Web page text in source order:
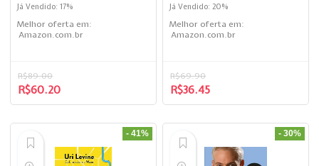
Já Vendido: 17%
Melhor oferta em:
Amazon.com.br
R$89.00
R$60.20
Já Vendido: 20%
Melhor oferta em:
Amazon.com.br
R$69.90
R$36.45
- 41% - 30%